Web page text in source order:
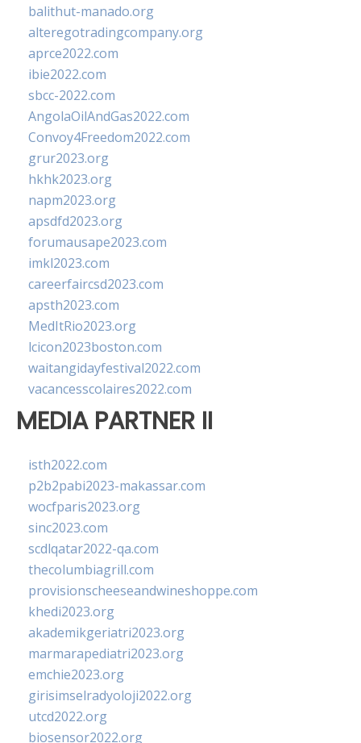
balithut-manado.org
alteregotradingcompany.org
aprce2022.com
ibie2022.com
sbcc-2022.com
AngolaOilAndGas2022.com
Convoy4Freedom2022.com
grur2023.org
hkhk2023.org
napm2023.org
apsdfd2023.org
forumausape2023.com
imkl2023.com
careerfaircsd2023.com
apsth2023.com
MedItRio2023.org
lcicon2023boston.com
waitangidayfestival2022.com
vacancesscolaires2022.com
MEDIA PARTNER II
isth2022.com
p2b2pabi2023-makassar.com
wocfparis2023.org
sinc2023.com
scdlqatar2022-qa.com
thecolumbiagrill.com
provisionscheeseandwineshoppe.com
khedi2023.org
akademikgeriatri2023.org
marmarapediatri2023.org
emchie2023.org
girisimselradyoloji2022.org
utcd2022.org
biosensor2022.org